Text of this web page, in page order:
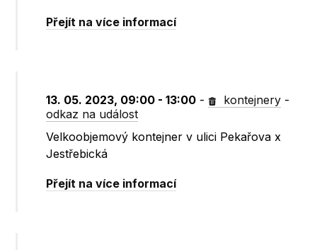
Přejít na více informací
13. 05. 2023, 09:00 - 13:00 - kontejnery -
odkaz na událost
Velkoobjemový kontejner v ulici Pekařova x
Jestřebická
Přejít na více informací